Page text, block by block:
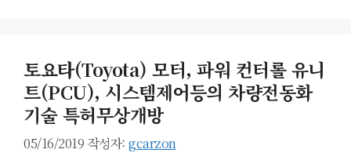
토요타(Toyota) 모터, 파워 컨터롤 유니
트(PCU), 시스템제어등의 차량전동화
기술 특허무상개방
05/16/2019 작성자: gcarzon